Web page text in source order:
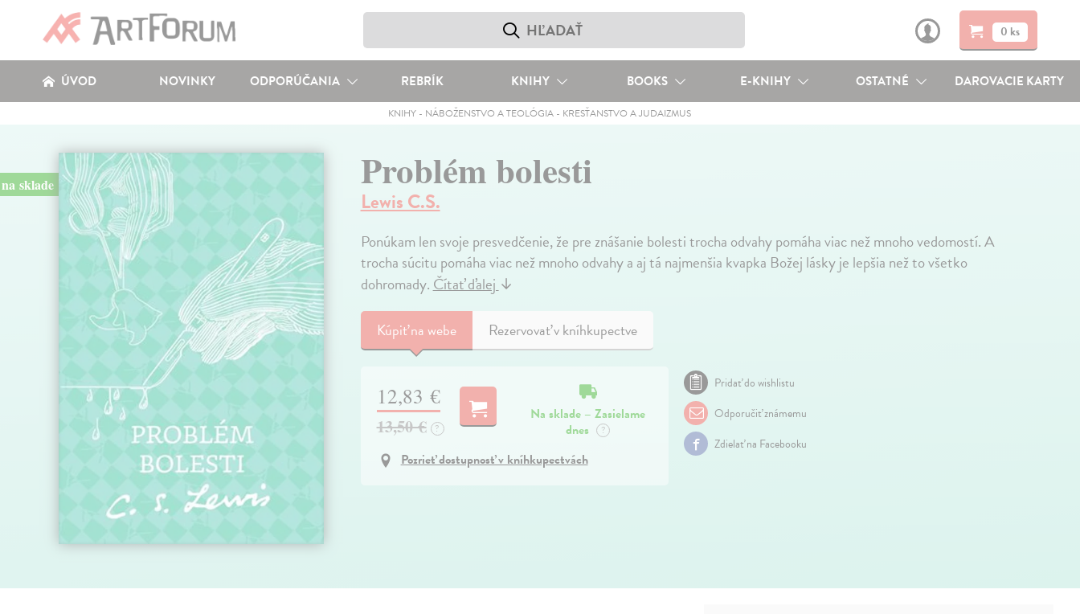
0 ks
ÚVOD NOVINKY ODPORÚČANIA REBRÍK KNIHY BOOKS E-KNIHY OSTATNÉ DAROVACIE KARTY
KNIHY - NÁBOŽENSTVO A TEOLÓGIA - KRESŤANSTVO A JUDAIZMUS
na sklade Problém bolesti
Lewis C.S.
Ponúkam len svoje presvedčenie, že pre znášanie bolesti trocha odvahy pomáha viac než mnoho vedomostí. A
trocha súcitu pomáha viac než mnoho odvahy a aj tá najmenšia kvapka Božej lásky je lepšia než to všetko
dohromady.Čítať ďalej↓
Kúpiťna webe Rezervovať v kníhkupectve
12,83 €
13,50 € ?
Na sklade – Zasielame
dnes
?
Pozrieť dostupnosť v kníhkupectvách
Pridať do wishlistu
Odporučiť známemu
Zdielať na Facebooku